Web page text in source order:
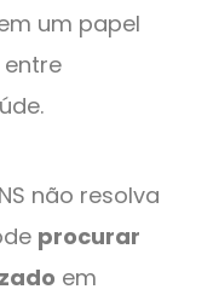
um papel
não resolva
procurar
em